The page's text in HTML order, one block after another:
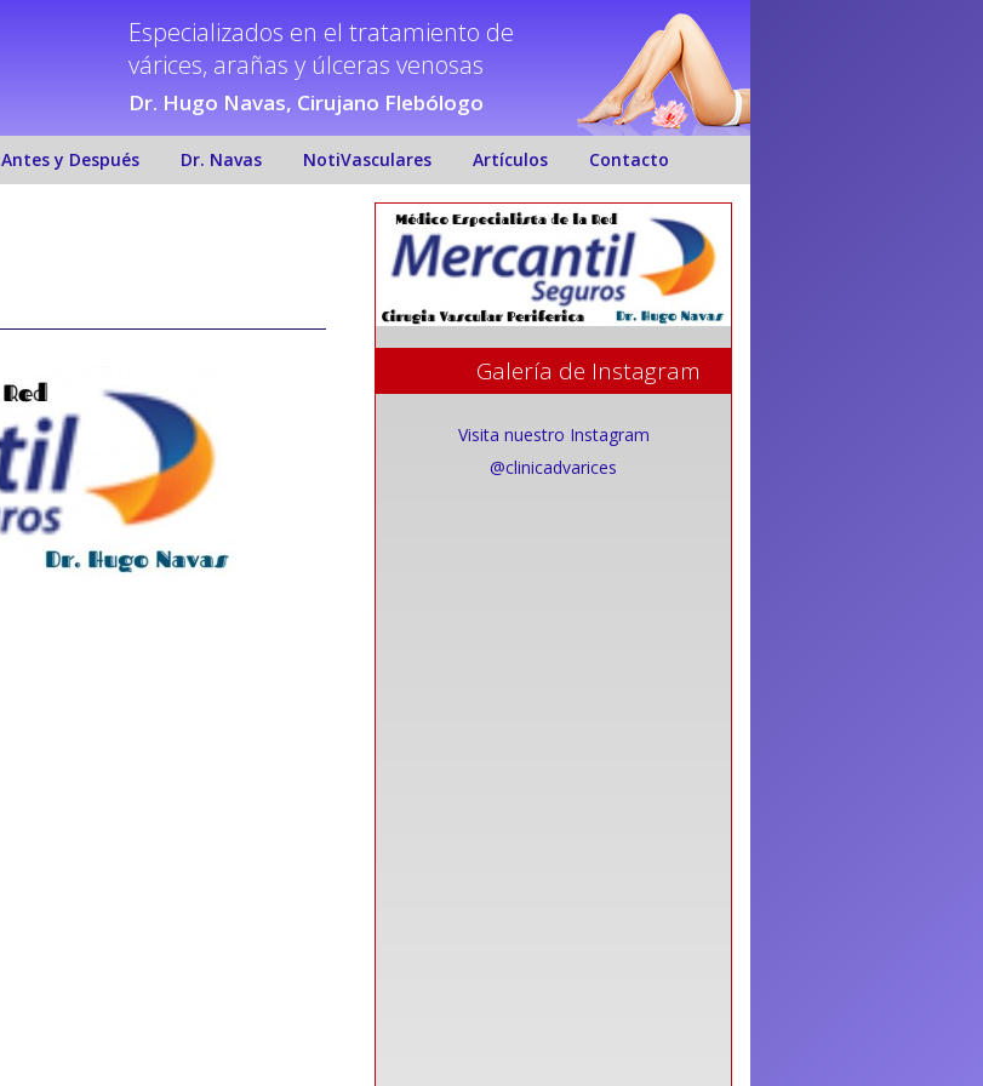
Especializados en el tratamiento de
várices, arañas y úlceras venosas
Dr. Hugo Navas, Cirujano Flebólogo
Antes y Después Dr. Navas NotiVasculares Artículos Contacto
Galería de Instagram
Visita nuestro Instagram
@clinicadvarices